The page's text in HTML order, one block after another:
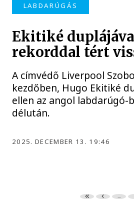
LABDARÚGÁS
Ekitiké
rekorddal tért
A címvédő Liverpool
kezdőben, Hugo Ekitiké
ellen az angol
délután.
2025. DECEMBER 13. 19:46
...